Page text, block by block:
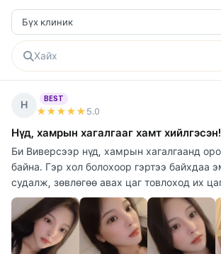
Н
BEST
★★★★★ 5.0
Нүд, хамрын хагалгааг хамт хийлгэсэн!
Би Виверсээр нүд, хамрын хагалгаанд
байна. Гэр хол болохоор гэртээ байхдаа
судалж, зөвлөгөө авах цаг товлоход их